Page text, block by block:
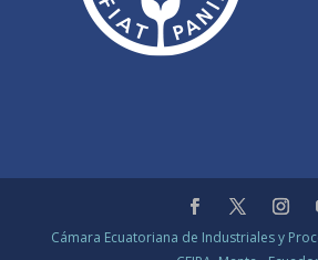
Cámara Ecuatoriana de Industriales y